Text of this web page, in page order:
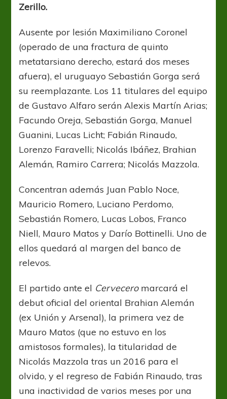
Zerillo.
Ausente por lesión Maximiliano Coronel
(operado de una fractura de quinto
metatarsiano derecho, estará dos meses
afuera), el uruguayo Sebastián Gorga será
su reemplazante. Los 11 titulares del equipo
de Gustavo Alfaro serán Alexis Martín Arias;
Facundo Oreja, Sebastián Gorga, Manuel
Guanini, Lucas Licht; Fabián Rinaudo,
Lorenzo Faravelli; Nicolás Ibáñez, Brahian
Alemán, Ramiro Carrera; Nicolás Mazzola.
Concentran además Juan Pablo Noce,
Mauricio Romero, Luciano Perdomo,
Sebastián Romero, Lucas Lobos, Franco
Niell, Mauro Matos y Darío Bottinelli. Uno de
ellos quedará al margen del banco de
relevos.
El partido ante el Cerveceromarcará el
debut oficial del oriental Brahian Alemán
(ex Unión y Arsenal), la primera vez de
Mauro Matos (que no estuvo en los
amistosos formales), la titularidad de
Nicolás Mazzola tras un 2016 para el
olvido, y el regreso de Fabián Rinaudo, tras
una inactividad de varios meses por una